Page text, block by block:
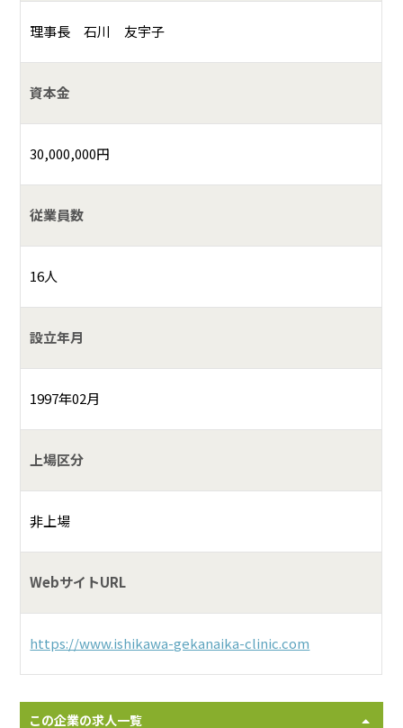
理事長 石川 友宇子
資本金
30,000,000円
従業員数
16人
設立年月
1997年02月
上場区分
非上場
WebサイトURL
https://www.ishikawa-gekanaika-clinic.com
この企業の求人一覧